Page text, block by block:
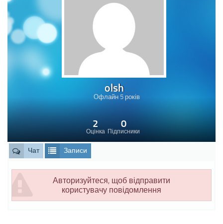
olsh
Офлайн 5 років
Оцінка
2
Підписники
0
Чат Записи
Авторизуйтеся, щоб відправити
користувачу повідомлення